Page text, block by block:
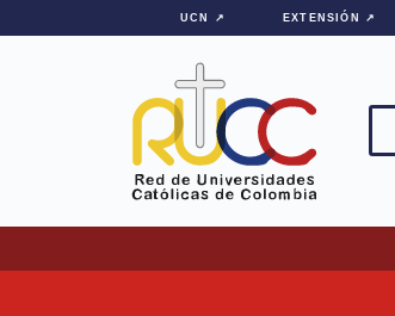
UCN ↗ EXTENSIÓN ↗